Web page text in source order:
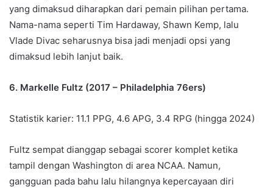
yang dimaksud diharapkan dari pemain pilihan pertama.
Nama-nama seperti Tim Hardaway, Shawn Kemp, lalu
Vlade Divac seharusnya bisa jadi menjadi opsi yang
dimaksud lebih lanjut baik.
6. Markelle Fultz (2017 – Philadelphia 76ers)
Statistik karier: 11.1 PPG, 4.6 APG, 3.4 RPG (hingga 2024)
Fultz sempat dianggap sebagai scorer komplet ketika
tampil dengan Washington di area NCAA. Namun,
gangguan pada bahu lalu hilangnya kepercayaan diri